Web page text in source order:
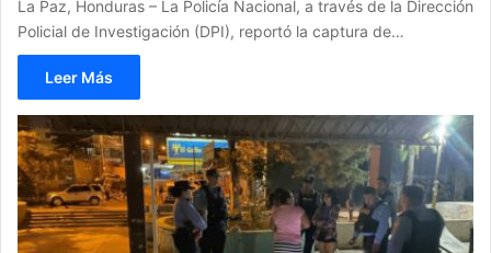
La Paz, Honduras – La Policía Nacional, a través de la Dirección
Policial de Investigación (DPI), reportó la captura de…
Leer Más